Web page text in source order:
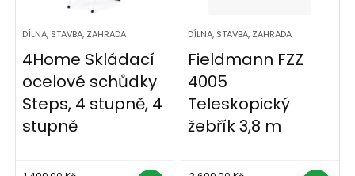
DÍLNA, STAVBA, ZAHRADA
4Home Skládací
ocelové schůdky
Steps, 4 stupně, 4
stupně
DÍLNA, STAVBA, ZAHRADA
Fieldmann FZZ
4005
Teleskopický
žebřík 3,8 m